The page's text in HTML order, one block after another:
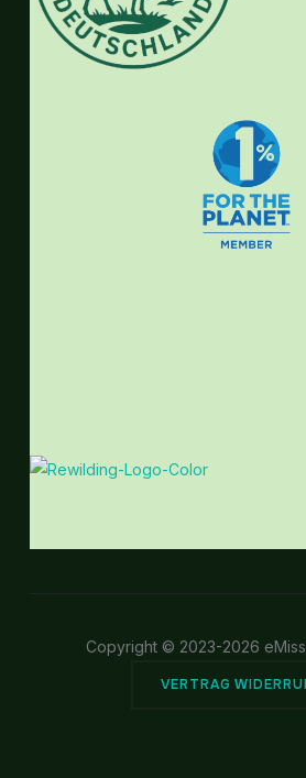
Copyright © 2023-2026
VERTRAG